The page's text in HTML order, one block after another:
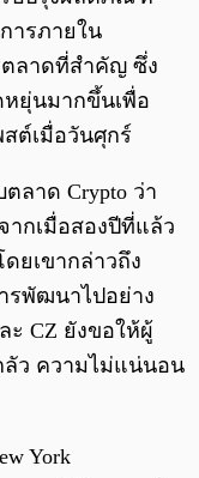
ารภายใน
ลาดที่สำคัญ ซึ่ง
ยุ่นมากขึ้นเพื่อ
ต์เมื่อวันศุกร์
ลาด Crypto ว่า
ากเมื่อสองปีที่แล้ว
ดยเขากล่าวถึง
รพัฒนาไปอย่าง
ะ CZ ยังขอให้ผู้
ลัว ความไม่แน่นอน
York